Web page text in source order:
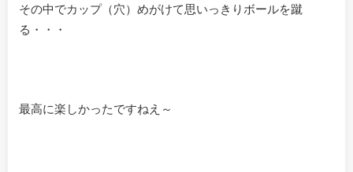
その中でカップ（穴）めがけて思いっきりボールを蹴
る・・・
最高に楽しかったですねえ～